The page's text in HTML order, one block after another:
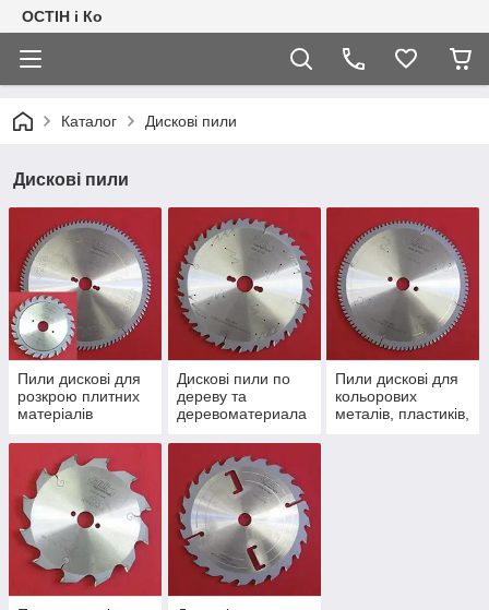
ОСТІН і Ко
Каталог Дискові пили
Дискові пили
Пили дискові для
розкрою плитних
матеріалів
Дискові пили по
дереву та
деревоматериала
Пили дискові для
кольорових
металів, пластиків,